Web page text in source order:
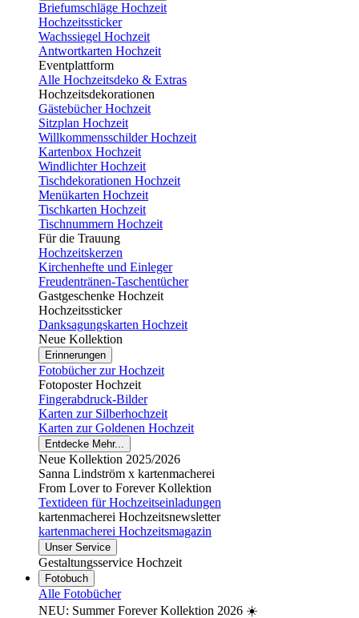
Briefumschläge Hochzeit
Hochzeitssticker
Wachssiegel Hochzeit
Antwortkarten Hochzeit
Eventplattform
Alle Hochzeitsdeko & Extras
Hochzeitsdekorationen
Gästebücher Hochzeit
Sitzplan Hochzeit
Willkommensschilder Hochzeit
Kartenbox Hochzeit
Windlichter Hochzeit
Tischdekorationen Hochzeit
Menükarten Hochzeit
Tischkarten Hochzeit
Tischnummern Hochzeit
Für die Trauung
Hochzeitskerzen
Kirchenhefte und Einleger
Freudentränen-Taschentücher
Gastgeschenke Hochzeit
Hochzeitssticker
Danksagungskarten Hochzeit
Neue Kollektion
Erinnerungen
Fotobücher zur Hochzeit
Fotoposter Hochzeit
Fingerabdruck-Bilder
Karten zur Silberhochzeit
Karten zur Goldenen Hochzeit
Entdecke Mehr...
Neue Kollektion 2025/2026
Sanna Lindström x kartenmacherei
From Lover to Forever Kollektion
Textideen für Hochzeitseinladungen
kartenmacherei Hochzeitsnewsletter
kartenmacherei Hochzeitsmagazin
Unser Service
Gestaltungsservice Hochzeit
Fotobuch
Alle Fotobücher
NEU: Summer Forever Kollektion 2026 ☀️